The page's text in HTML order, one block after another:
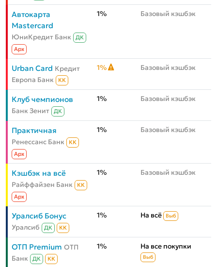
Автокарта
Mastercard
ЮниКредит Банк
ДК
Aрх
1% Базовый кэшбэк
Urban Card Кредит
Европа Банк
КК
1% Базовый кэшбэк
Клуб чемпионов
Банк Зенит ДК
1% Базовый кэшбэк
Практичная
Ренессанс Банк
КК
Aрх
1% Базовый кэшбэк
Кэшбэк на всё
Райффайзен Банк
КК
Aрх
1% Базовый кэшбэк
Уралсиб Бонус
Уралсиб ДК КК
1% На всё Выб
ОТП Premium ОТП
Банк
ДК КК
1% На все покупки
Выб